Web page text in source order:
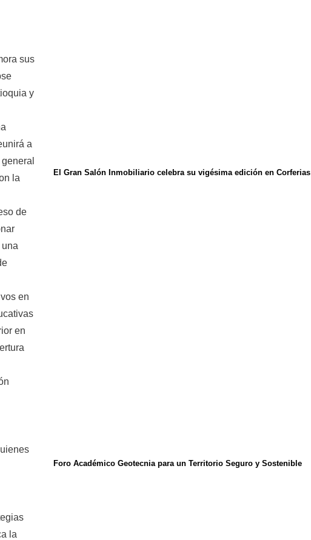
sus
y
a
la
de
en
en
la
El Gran Salón Inmobiliario celebra su vigésima edición en Corferias
Foro Académico Geotecnia para un Territorio Seguro y Sostenible